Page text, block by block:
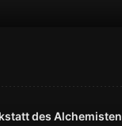
des Alchemisten